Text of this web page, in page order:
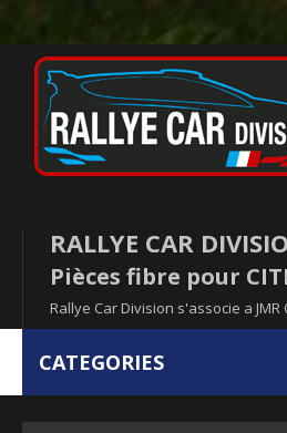
RALLYE CAR
Pièces fibre pour
Rallye Car Division s'associe a JMR
CATEGORIES